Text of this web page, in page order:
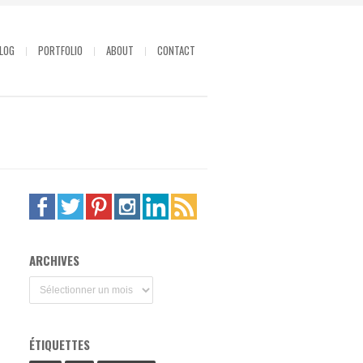
PORTFOLIO ABOUT CONTACT
ARCHIVES
ÉTIQUETTES